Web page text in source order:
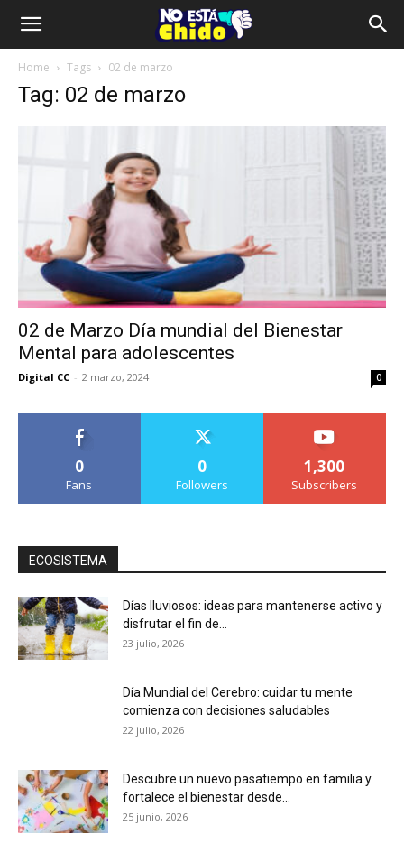
Home Tags 02 de marzo
Tag: 02 de marzo
02 de Marzo Día mundial del Bienestar
Mental para adolescentes
Digital CC - 2 marzo, 2024 0
0
Fans
0
Followers
1,300
Subscribers
ECOSISTEMA
Días lluviosos: ideas para mantenerse activo y
disfrutar el fin de...
23 julio, 2026
Día Mundial del Cerebro: cuidar tu mente
comienza con decisiones saludables
22 julio, 2026
Descubre un nuevo pasatiempo en familia y
fortalece el bienestar desde...
25 junio, 2026